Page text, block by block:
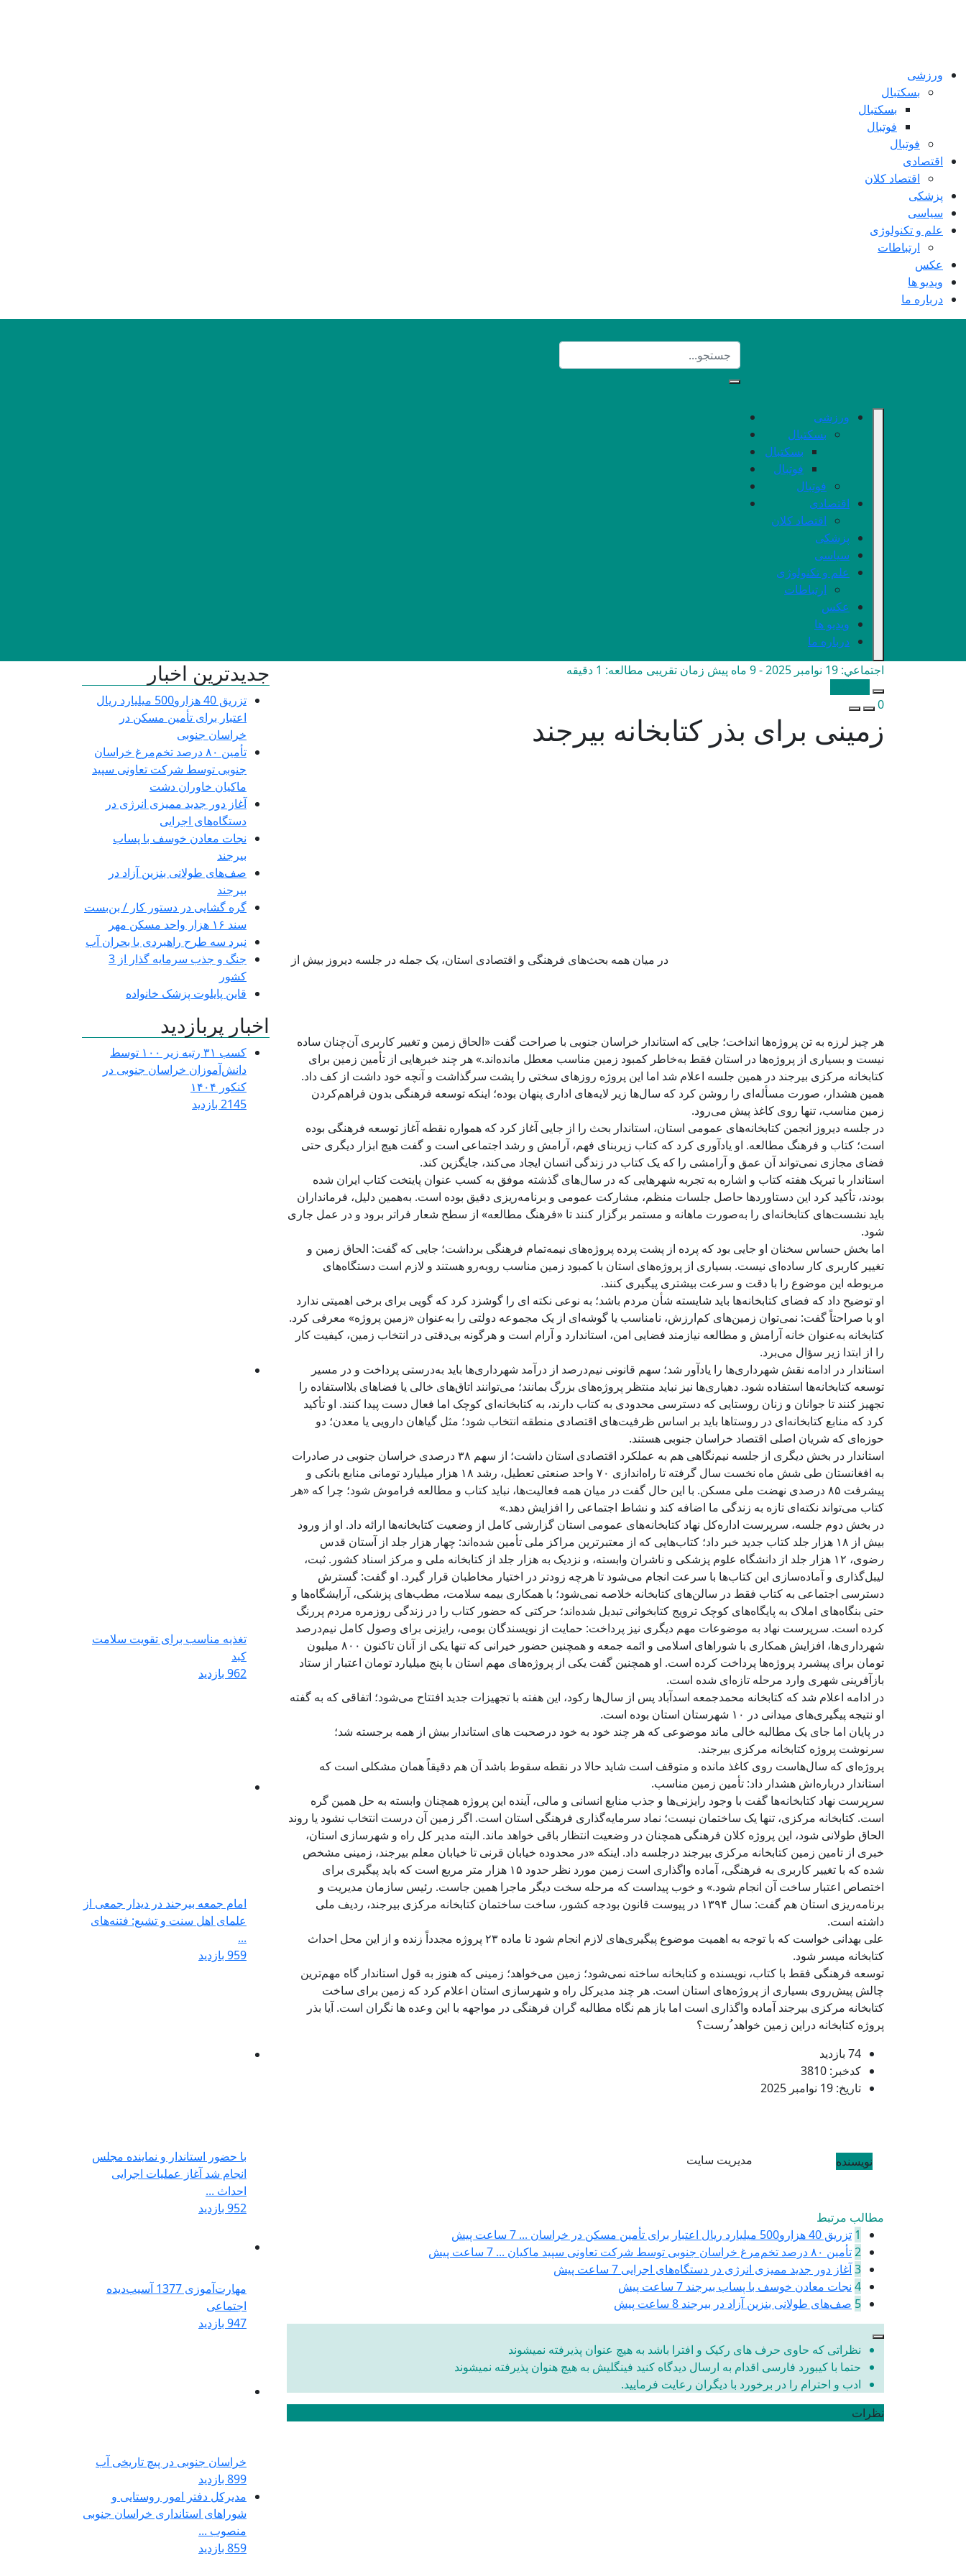
ورزشی
بسکتبال
بسکتبال
فوتبال
فوتبال
اقتصادی
اقتصاد کلان
پزشکی
سیاسی
علم و تکنولوژی
ارتباطات
عکس
ویدیو ها
درباره ما
ورزشی
بسکتبال
بسکتبال
فوتبال
فوتبال
اقتصادی
اقتصاد کلان
پزشکی
سیاسی
علم و تکنولوژی
ارتباطات
عکس
ویدیو ها
درباره ما
اجتماعي: 19 نوامبر 2025 - 9 ماه پیش
زمان تقریبی مطالعه: 1 دقیقه
0
زمینی برای بذر کتابخانه بیرجند
در میان همه بحث‌های فرهنگی و اقتصادی استان، یک جمله در جلسه دیروز بیش از
هر چیز لرزه به تن پروژه‌ها انداخت؛ جایی که استاندار خراسان جنوبی با صراحت گفت «الحاق زمین و تغییر کاربری آن‌چنان ساده
نیست و بسیاری از پروژه‌ها در استان فقط به‌خاطر کمبود زمین مناسب معطل مانده‌اند.» هر چند خبرهایی از تأمین زمین برای
کتابخانه مرکزی بیرجند در همین جلسه اعلام شد اما این پروژه روزهای سختی را پشت سرگذاشت و آنچه خود داشت از کف داد.
همین هشدار، صورت مسأله‌ای را روشن کرد که سال‌ها زیر لایه‌های اداری پنهان بوده؛ اینکه توسعه فرهنگی بدون فراهم‌کردن
زمین مناسب، تنها روی کاغذ پیش می‌رود.
در جلسه دیروز انجمن کتابخانه‌های عمومی استان، استاندار بحث را از جایی آغاز کرد که همواره نقطه آغاز توسعه فرهنگی بوده
است؛ کتاب و فرهنگ مطالعه. او یادآوری کرد که کتاب زیربنای فهم، آرامش و رشد اجتماعی است و گفت هیچ ابزار دیگری حتی
فضای مجازی نمی‌تواند آن عمق و آرامشی را که یک کتاب در زندگی انسان ایجاد می‌کند، جایگزین کند.
استاندار با تبریک هفته کتاب و اشاره به تجربه شهرهایی که در سال‌های گذشته موفق به کسب عنوان پایتخت کتاب ایران شده
بودند، تأکید کرد این دستاوردها حاصل جلسات منظم، مشارکت عمومی و برنامه‌ریزی دقیق بوده است. به‌همین دلیل، فرمانداران
باید نشست‌های کتابخانه‌ای را به‌صورت ماهانه و مستمر برگزار کنند تا «فرهنگ مطالعه» از سطح شعار فراتر برود و در عمل جاری
شود.
اما بخش حساس سخنان او جایی بود که پرده از پشت پرده پروژه‌های نیمه‌تمام فرهنگی برداشت؛ جایی که گفت: الحاق زمین و
تغییر کاربری کار ساده‌ای نیست. بسیاری از پروژه‌های استان با کمبود زمین مناسب روبه‌رو هستند و لازم است دستگاه‌های
مربوطه این موضوع را با دقت و سرعت بیشتری پیگیری کنند.
او توضیح داد که فضای کتابخانه‌ها باید شایسته شأن مردم باشد؛ به نوعی نکته ای را گوشزد کرد که گویی برای برخی اهمیتی ندارد
او با صراحتاً گفت: نمی‌توان زمین‌های کم‌ارزش، نامناسب یا گوشه‌ای از یک مجموعه دولتی را به‌عنوان «زمین پروژه» معرفی کرد.
کتابخانه به‌عنوان خانه آرامش و مطالعه نیازمند فضایی امن، استاندارد و آرام است و هرگونه بی‌دقتی در انتخاب زمین، کیفیت کار
را از ابتدا زیر سؤال می‌برد.
استاندار در ادامه نقش شهرداری‌ها را یادآور شد؛ سهم قانونی نیم‌درصد از درآمد شهرداری‌ها باید به‌درستی پرداخت و در مسیر
توسعه کتابخانه‌ها استفاده شود. دهیاری‌ها نیز نباید منتظر پروژه‌های بزرگ بمانند؛ می‌توانند اتاق‌های خالی یا فضاهای بلااستفاده را
تجهیز کنند تا جوانان و زنان روستایی که دسترسی محدودی به کتاب دارند، به کتابخانه‌ای کوچک اما فعال دست پیدا کنند. او تأکید
کرد که منابع کتابخانه‌ای در روستاها باید بر اساس ظرفیت‌های اقتصادی منطقه انتخاب شود؛ مثل گیاهان دارویی یا معدن؛ دو
حوزه‌ای که شریان اصلی اقتصاد خراسان جنوبی هستند.
استاندار در بخش دیگری از جلسه نیم‌نگاهی هم به عملکرد اقتصادی استان داشت؛ از سهم ۳۸ درصدی خراسان جنوبی در صادرات
به افغانستان طی شش ماه نخست سال گرفته تا راه‌اندازی ۷۰ واحد صنعتی تعطیل، رشد ۱۸ هزار میلیارد تومانی منابع بانکی و
پیشرفت ۸۵ درصدی نهضت ملی مسکن. با این حال گفت در میان همه فعالیت‌ها، نباید کتاب و مطالعه فراموش شود؛ چرا که «هر
کتاب می‌تواند نکته‌ای تازه به زندگی ما اضافه کند و نشاط اجتماعی را افزایش دهد.»
در بخش دوم جلسه، سرپرست اداره‌کل نهاد کتابخانه‌های عمومی استان گزارشی کامل از وضعیت کتابخانه‌ها ارائه داد. او از ورود
بیش از ۱۸ هزار جلد کتاب جدید خبر داد؛ کتاب‌هایی که از معتبرترین مراکز ملی تأمین شده‌اند: چهار هزار جلد از آستان قدس
رضوی، ۱۲ هزار جلد از دانشگاه علوم پزشکی و ناشران وابسته، و نزدیک به هزار جلد از کتابخانه ملی و مرکز اسناد کشور. ثبت،
لیبل‌گذاری و آماده‌سازی این کتاب‌ها با سرعت انجام می‌شود تا هرچه زودتر در اختیار مخاطبان قرار گیرد. او گفت: گسترش
دسترسی اجتماعی به کتاب فقط در سالن‌های کتابخانه خلاصه نمی‌شود؛ با همکاری بیمه سلامت، مطب‌های پزشکی، آرایشگاه‌ها و
حتی بنگاه‌های املاک به پایگاه‌های کوچک ترویج کتابخوانی تبدیل شده‌اند؛ حرکتی که حضور کتاب را در زندگی روزمره مردم پررنگ
کرده است. سرپرست نهاد به موضوعات مهم دیگری نیز پرداخت: حمایت از نویسندگان بومی، رایزنی برای وصول کامل نیم‌درصد
شهرداری‌ها، افزایش همکاری با شوراهای اسلامی و ائمه جمعه و همچنین حضور خیرانی که تنها یکی از آنان تاکنون ۸۰۰ میلیون
تومان برای پیشبرد پروژه‌ها پرداخت کرده است. او همچنین گفت یکی از پروژه‌های مهم استان با پنج میلیارد تومان اعتبار از ستاد
بازآفرینی شهری وارد مرحله تازه‌ای شده است.
در ادامه اعلام شد که کتابخانه محمدجمعه اسدآباد پس از سال‌ها رکود، این هفته با تجهیزات جدید افتتاح می‌شود؛ اتفاقی که به گفته
او نتیجه پیگیری‌های میدانی در ۱۰ شهرستان استان بوده است.
در پایان اما جای یک مطالبه خالی ماند موضوعی که هر چند خود به خود درصحبت های استاندار بیش از همه برجسته شد؛
سرنوشت پروژه کتابخانه مرکزی بیرجند.
پروژه‌ای که سال‌هاست روی کاغذ مانده و متوقف است شاید حالا در نقطه سقوط باشد آن هم دقیقاً همان مشکلی است که
استاندار درباره‌اش هشدار داد: تأمین زمین مناسب.
سرپرست نهاد کتابخانه‌ها گفت با وجود رایزنی‌ها و جذب منابع انسانی و مالی، آینده این پروژه همچنان وابسته به حل همین گره
است. کتابخانه مرکزی، تنها یک ساختمان نیست؛ نماد سرمایه‌گذاری فرهنگی استان است. اگر زمین آن درست انتخاب نشود یا روند
الحاق طولانی شود، این پروژه کلان فرهنگی همچنان در وضعیت انتظار باقی خواهد ماند. البته مدیر کل راه و شهرسازی استان،
خبری از تامین زمین کتابخانه مرکزی بیرجند درجلسه داد. اینکه «در محدوده خیابان قرنی تا خیابان معلم بیرجند، زمینی مشخص
شده که با تغییر کاربری به فرهنگی، آماده واگذاری است زمین مورد نظر حدود ۱۵ هزار متر مربع است که باید پیگیری برای
اختصاص اعتبار ساخت آن انجام شود.» و خوب پیداست که مرحله سخت دیگر ماجرا همین جاست. رئیس سازمان مدیریت و
برنامه‌ریزی استان هم گفت: سال ۱۳۹۴ در پیوست قانون بودجه کشور، ساخت ساختمان کتابخانه مرکزی بیرجند، ردیف ملی
داشته است.
علی بهدانی خواست که با توجه به اهمیت موضوع پیگیری‌های لازم انجام شود تا ماده ۲۳ پروژه مجدداً زنده و از این محل احداث
کتابخانه میسر شود.
توسعه فرهنگی فقط با کتاب، نویسنده و کتابخانه ساخته نمی‌شود؛ زمین می‌خواهد؛ زمینی که هنوز به قول استاندار گاه مهم‌ترین
چالش پیش‌روی بسیاری از پروژه‌های استان است. هر چند مدیرکل راه و شهرسازی استان اعلام کرد که زمین برای ساخت
کتابخانه مرکزی بیرجند آماده واگذاری است اما باز هم نگاه مطالبه گران فرهنگی در مواجهه با این وعده ها نگران است. آیا بذر
پروژه کتابخانه دراین زمین خواهد ُرست؟
74 بازدید
کدخبر: 3810
تاریخ: 19 نوامبر 2025
نویسنده مدیریت سایت
مطالب مرتبط
1 تزریق 40 هزارو500 میلیارد ریال اعتبار برای تأمین مسکن در خراسان ...
7 ساعت پیش
2تأمین ۸۰ درصد تخم‌مرغ خراسان جنوبی توسط شرکت تعاونی سپید ماکیان ...
7 ساعت پیش
3آغاز دور جدید ممیزی انرژی در دستگاه‌های اجرایی 7 ساعت پیش
4 نجات معادن خوسف با پساب بیرجند 7 ساعت پیش
5 صف‌های طولانی بنزین آزاد در بیرجند 8 ساعت پیش
نظراتی که حاوی حرف های رکیک و افترا باشد به هیچ عنوان پذیرفته نمیشوند
حتما با کیبورد فارسی اقدام به ارسال دیدگاه کنید فینگلیش به هیچ هنوان پذیرفته نمیشوند
ادب و احترام را در برخورد با دیگران رعایت فرمایید.
نظرات
جدیدترین اخبار
تزریق 40 هزارو500 میلیارد ریال
اعتبار برای تأمین مسکن در
خراسان جنوبی
تأمین ۸۰ درصد تخم‌مرغ خراسان
جنوبی توسط شرکت تعاونی سپید
ماکیان خاوران دشت
آغاز دور جدید ممیزی انرژی در
دستگاه‌های اجرایی
نجات معادن خوسف با پساب
بیرجند
صف‌های طولانی بنزین آزاد در
بیرجند
گره گشایی در دستور کار / بن‌بست
سند ۱۶ هزار واحد مسکن مهر
نبرد سه طرح راهبردی با بحران آب
جنگ و جذب سرمایه گذار از 3
کشور
قاین پایلوت پزشک خانواده
اخبار پربازدید
کسب ۳۱ رتبه زیر ۱۰۰ توسط
دانش‌آموزان خراسان جنوبی در
کنکور ۱۴۰۴
2145 بازدید
تغذیه مناسب برای تقویت سلامت
کبد
962 بازدید
امام جمعه بیرجند در دیدار جمعی از
علمای اهل سنت و تشیع: فتنه‌های
...
959 بازدید
با حضور استاندار و نماینده مجلس
انجام شد آغاز عملیات اجرایی
احداث ...
952 بازدید
مهارت‌آموزی 1377 آسیب‌دیده
اجتماعی
947 بازدید
خراسان جنوبی در پیچ تاریخی آب
899 بازدید
مدیرکل دفتر امور روستایی و
شوراهای استانداری خراسان جنوبی
منصوب ...
859 بازدید